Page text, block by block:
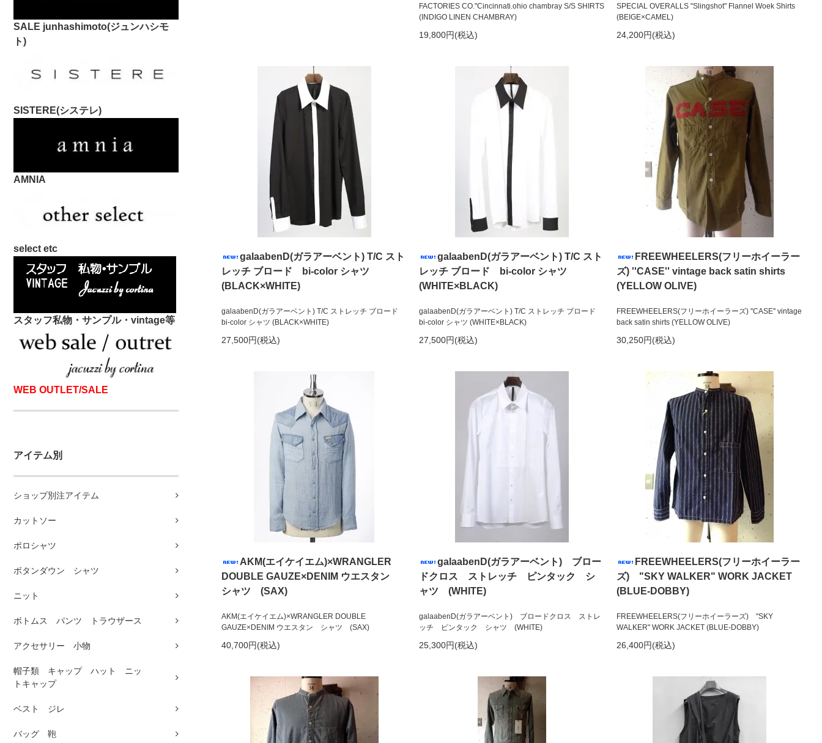
SALE junhashimoto(ジュンハシモ
ト)
SISTERE(システレ)
AMNIA
select etc
スタッフ私物・サンプル・vintage等
WEB OUTLET/SALE
アイテム別
ショップ別注アイテム
カットソー
ポロシャツ
ボタンダウン シャツ
ニット
ボトムス パンツ トラウザース
アクセサリー 小物
帽子類 キャップ ハット ニッ
トキャップ
ベスト ジレ
バッグ 鞄
FACTORIES CO."Cincinnati.ohio chambray S/S SHIRTS
(INDIGO LINEN CHAMBRAY)
19,800円(税込)
SPECIAL OVERALLS "Slingshot" Flannel Woek Shirts
(BEIGE×CAMEL)
24,200円(税込)
galaabenD(ガラアーベント) T/C スト
レッチ ブロード bi-color シャツ
(BLACK×WHITE)
galaabenD(ガラアーベント) T/C ストレッチ ブロード
bi-color シャツ (BLACK×WHITE)
27,500円(税込)
galaabenD(ガラアーベント) T/C スト
レッチ ブロード bi-color シャツ
(WHITE×BLACK)
galaabenD(ガラアーベント) T/C ストレッチ ブロード
bi-color シャツ (WHITE×BLACK)
27,500円(税込)
FREEWHEELERS(フリーホイーラー
ズ) ''CASE'' vintage back satin shirts
(YELLOW OLIVE)
FREEWHEELERS(フリーホイーラーズ) ''CASE'' vintage
back satin shirts (YELLOW OLIVE)
30,250円(税込)
AKM(エイケイエム)×WRANGLER
DOUBLE GAUZE×DENIM ウエスタン
シャツ (SAX)
AKM(エイケイエム)×WRANGLER DOUBLE
GAUZE×DENIM ウエスタン シャツ (SAX)
40,700円(税込)
galaabenD(ガラアーベント) ブロー
ドクロス ストレッチ ピンタック シ
ャツ (WHITE)
galaabenD(ガラアーベント) ブロードクロス ストレ
ッチ ピンタック シャツ (WHITE)
25,300円(税込)
FREEWHEELERS(フリーホイーラー
ズ) "SKY WALKER" WORK JACKET
(BLUE-DOBBY)
FREEWHEELERS(フリーホイーラーズ) "SKY
WALKER" WORK JACKET (BLUE-DOBBY)
26,400円(税込)